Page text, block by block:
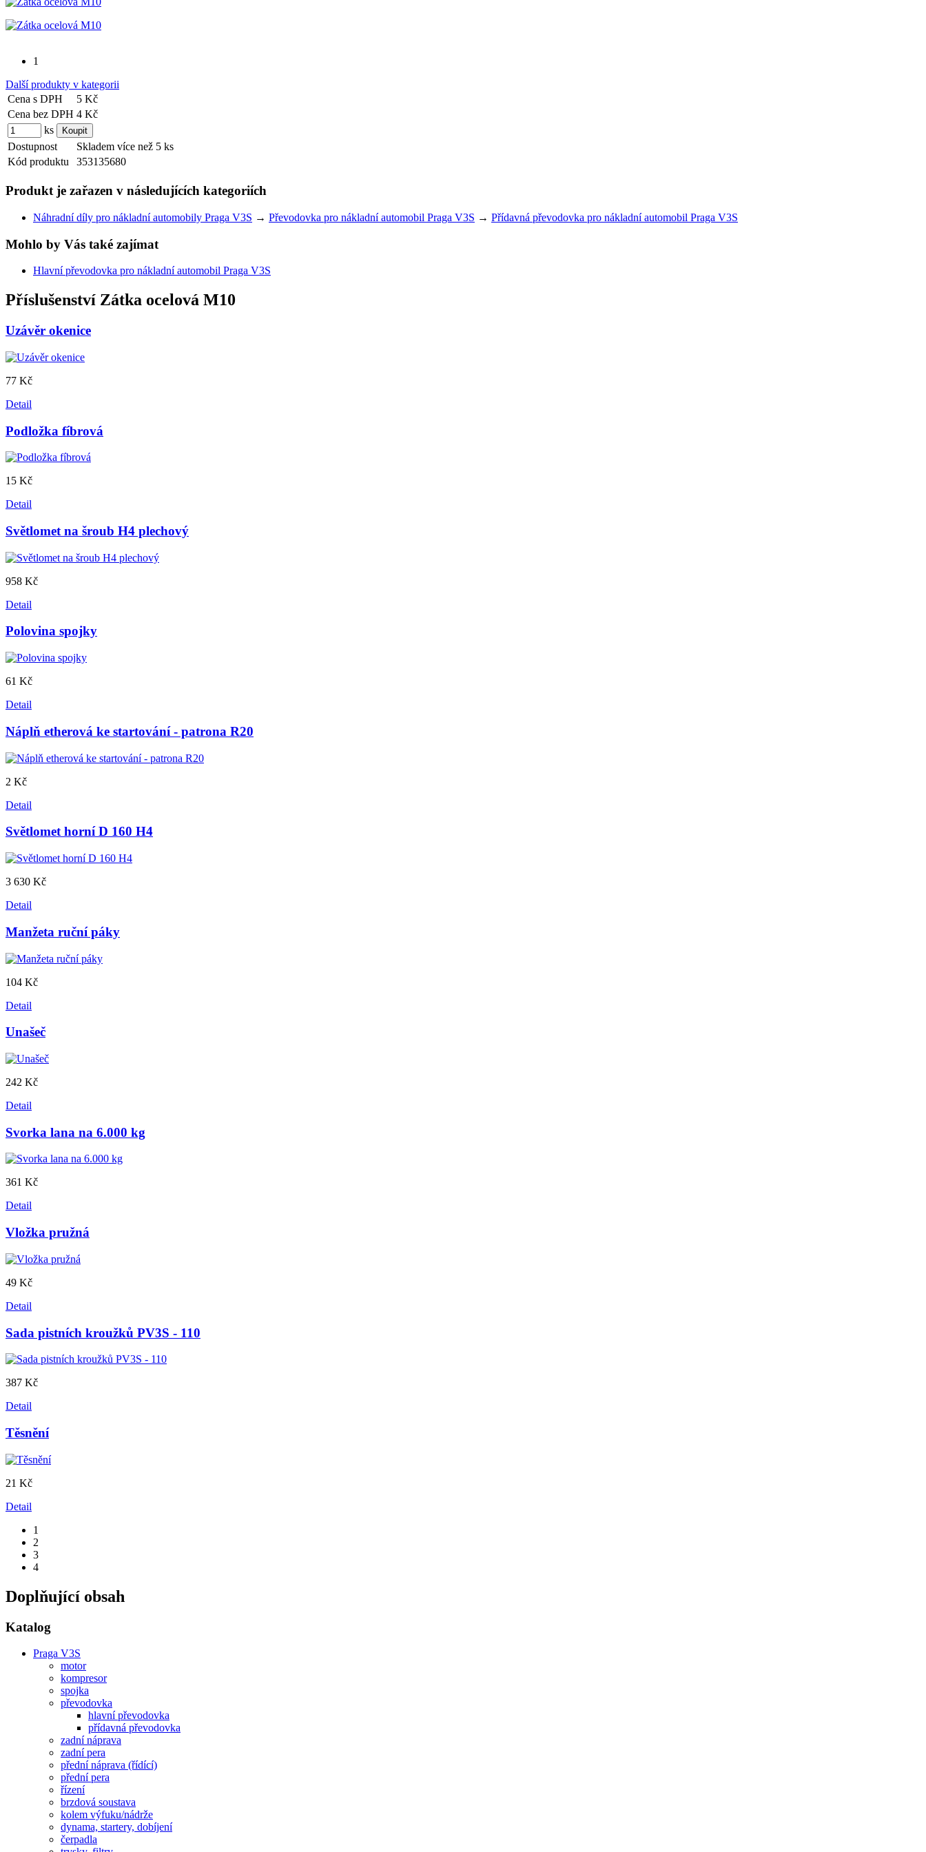
1
Další produkty v kategorii
Cena s DPH
5 Kč
Cena bez DPH 4 Kč
ks
Dostupnost
Skladem více než 5 ks
Kód produktu
353135680
Produkt je zařazen v následujících kategoriích
Náhradní díly pro nákladní automobily Praga V3S → Převodovka pro nákladní automobil Praga V3S → Přídavná převodovka pro nákladní automobil Praga V3S
Mohlo by Vás také zajímat
Hlavní převodovka pro nákladní automobil Praga V3S
Příslušenství Zátka ocelová M10
Uzávěr okenice
77 Kč
Detail
Podložka fíbrová
15 Kč
Detail
Světlomet na šroub H4 plechový
958 Kč
Detail
Polovina spojky
61 Kč
Detail
Náplň etherová ke startování - patrona R20
2 Kč
Detail
Světlomet horní D 160 H4
3 630 Kč
Detail
Manžeta ruční páky
104 Kč
Detail
Unašeč
242 Kč
Detail
Svorka lana na 6.000 kg
361 Kč
Detail
Vložka pružná
49 Kč
Detail
Sada pistních kroužků PV3S - 110
387 Kč
Detail
Těsnění
21 Kč
Detail
1
2
3
4
Doplňující obsah
Katalog
Praga V3S
motor
kompresor
spojka
převodovka
hlavní převodovka
přídavná převodovka
zadní náprava
zadní pera
přední náprava (řídící)
přední pera
řízení
brzdová soustava
kolem výfuku/nádrže
dynama, startery, dobíjení
čerpadla